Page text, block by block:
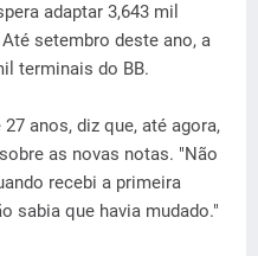
adaptar 3,643 mil
setembro deste ano, a
terminais do BB.
anos, diz que, até agora,
as novas notas. "Não
recebi a primeira
sabia que havia mudado."